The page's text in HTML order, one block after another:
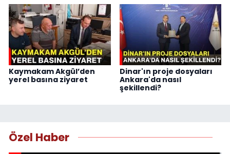
Kaymakam Akgül’den
yerel basına ziyaret
Dinar'ın proje dosyaları
Ankara'da nasıl
şekillendi?
Özel Haber